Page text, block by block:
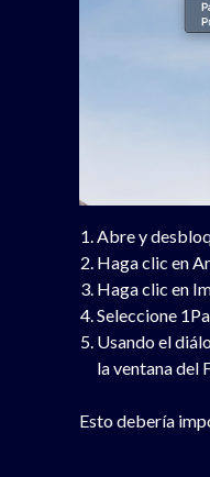
Abre y
Haga clic en
Haga clic en
Seleccione
Usando el
la ventana del
Esto debería